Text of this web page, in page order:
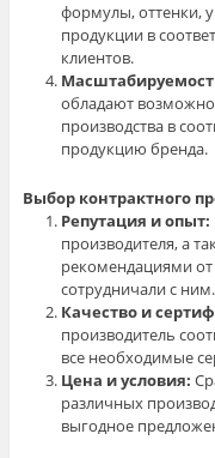
формулы, оттенки,
продукции в
клиентов.
обладают
производства в
продукцию бренда.
Выбор контрактного
Репутация и опыт:
производителя, а
рекомендациями
сотрудничали с ним.
Качество и
производитель
все необходимые
Цена и условия:
различных
выгодное